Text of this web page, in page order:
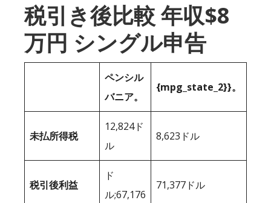
税引き後比較 年収$8
万円 シングル申告
ペンシル
バニア。
{mpg_state_2}}。
未払所得税
12,824ド
ル
8,623ドル
税引後利益
ド
ル;67,176
71,377ドル